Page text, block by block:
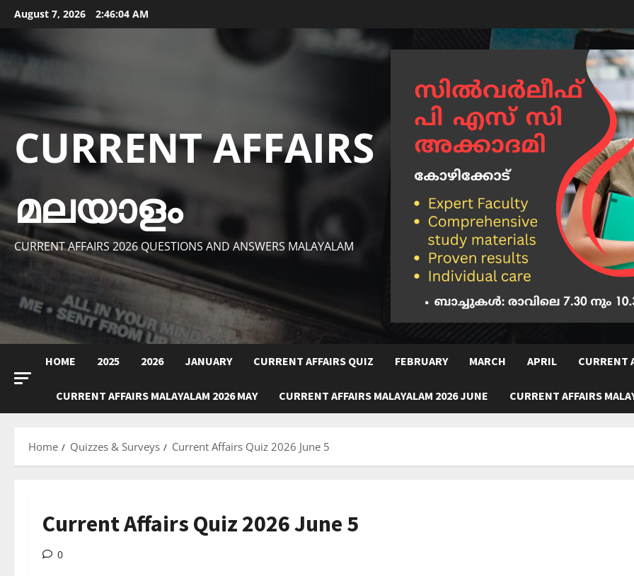
SkipAugust 7, 2026 2:46:05 AM
CURRENT AFFAIRS
മലയാളം
CURRENT AFFAIRS 2026 QUESTIONS AND ANSWERS MALAYALAM
HOME 2025 2026 JANUARY CURRENT AFFAIRS QUIZ FEBRUARY MARCH APRIL CURRENT
CURRENT AFFAIRS MALAYALAM 2026 MAY CURRENT AFFAIRS MALAYALAM 2026 JUNE CURRENT AFFAIRS
Home Quizzes & Surveys Current Affairs Quiz 2026 June 5
Current Affairs Quiz 2026 June 5
0